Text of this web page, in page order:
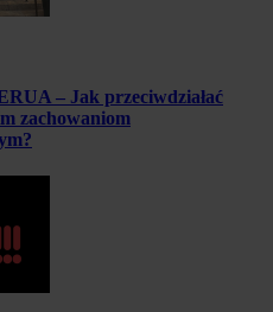
– Jak przeciwdziałać
zachowaniom